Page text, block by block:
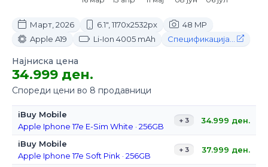
Март, 2026 6.1", 1170x2532px
48 MP
Apple A19
Li-Ion 4005 mAh Спецификација...
Најниска цена
34.999 ден.
Спореди цени во 8 продавници
iBuy Mobile
Apple Iphone 17e E-Sim White · 256GB
iBuy Mobile
Apple Iphone 17e Soft Pink · 256GB
+ 3
+ 3
34.999 ден.
37.999 ден.